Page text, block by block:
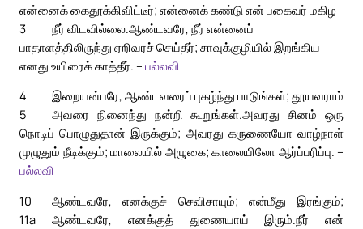
என்னைக் கைதூக்கிவிட்டீர்; என்னைக் கண்டு என் பகைவர் மகிழ
நீர் விடவில்லை.
3
ஆண்டவரே, நீர் என்னைப்
பாதாளத்திலிருந்து ஏறிவரச் செய்தீர்; சாவுக்குழியில் இறங்கிய
எனது உயிரைக் காத்தீர். – பல்லவி
4
இறையன்பரே, ஆண்டவரைப் புகழ்ந்து பாடுங்கள்; தூயவராம்
அவரை நினைந்து நன்றி கூறுங்கள்.
5
அவரது சினம் ஒரு
நொடிப் பொழுதுதான் இருக்கும்; அவரது கருணையோ வாழ்நாள்
முழுதும் நீடிக்கும்; மாலையில் அழுகை; காலையிலோ ஆர்ப்பரிப்பு. –
பல்லவி
10
ஆண்டவரே, எனக்குச் செவிசாயும்; என்மீது இரங்கும்;
ஆண்டவரே, எனக்குத் துணையாய் இரும்.
11a
நீர் என்